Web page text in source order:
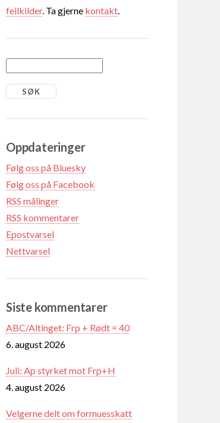
feilkilder. Ta gjerne kontakt
Oppdateringer
Følg oss på Bluesky
Følg oss på Facebook
RSS målinger
RSS kommentarer
Epostvarsel
Nettvarsel
Siste kommentarer
ABC/Altinget: Frp + Rødt = 40
6. august 2026
Juli: Ap styrket mot Frp+H
4. august 2026
Velgerne delt om formuesskatt